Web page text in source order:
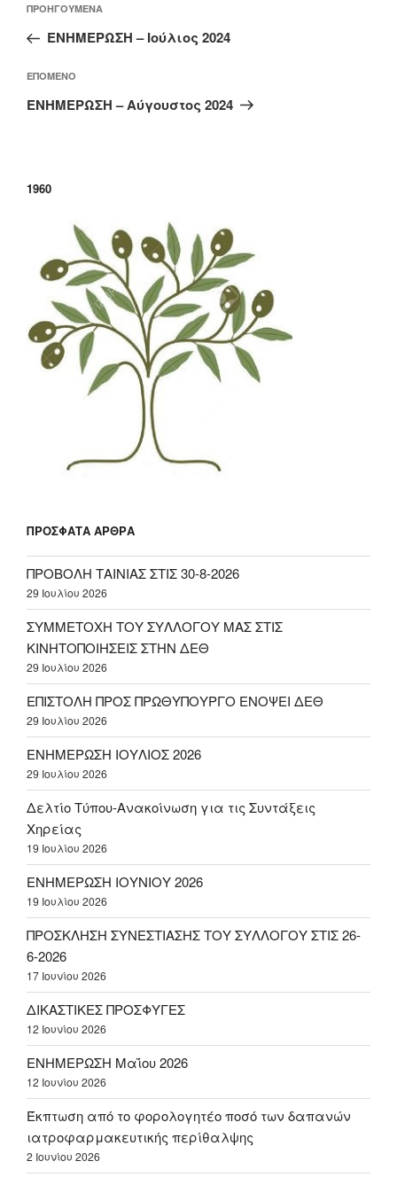
άρθρων
Προηγούμενο
άρθρο
ΠΡΟΗΓΟΎΜΕΝΑ
ΕΝΗΜΕΡΩΣΗ – Ιούλιος 2024
Επόμενο
άρθρο
ΕΠΌΜΕΝΟ
ΕΝΗΜΕΡΩΣΗ – Αύγουστος 2024
1960
ΠΡΌΣΦΑΤΑ ΆΡΘΡΑ
ΠΡΟΒΟΛΗ ΤΑΙΝΙΑΣ ΣΤΙΣ 30-8-2026
29 Ιουλίου 2026
ΣΥΜΜΕΤΟΧΗ ΤΟΥ ΣΥΛΛΟΓΟΥ ΜΑΣ ΣΤΙΣ
ΚΙΝΗΤΟΠΟΙΗΣΕΙΣ ΣΤΗΝ ΔΕΘ
29 Ιουλίου 2026
ΕΠΙΣΤΟΛΗ ΠΡΟΣ ΠΡΩΘΥΠΟΥΡΓΟ ΕΝΟΨΕΙ ΔΕΘ
29 Ιουλίου 2026
ΕΝΗΜΕΡΩΣΗ ΙΟΥΛΙΟΣ 2026
29 Ιουλίου 2026
Δελτίο Τύπου-Ανακοίνωση για τις Συντάξεις
Χηρείας
19 Ιουλίου 2026
ΕΝΗΜΕΡΩΣΗ ΙΟΥΝΙΟΥ 2026
19 Ιουλίου 2026
ΠΡΟΣΚΛΗΣΗ ΣΥΝΕΣΤΙΑΣΗΣ ΤΟΥ ΣΥΛΛΟΓΟΥ ΣΤΙΣ 26-
6-2026
17 Ιουνίου 2026
ΔΙΚΑΣΤΙΚΕΣ ΠΡΟΣΦΥΓΕΣ
12 Ιουνίου 2026
ΕΝΗΜΕΡΩΣΗ Μαΐου 2026
12 Ιουνίου 2026
Έκπτωση από το φορολογητέο ποσό των δαπανών
ιατροφαρμακευτικής περίθαλψης
2 Ιουνίου 2026